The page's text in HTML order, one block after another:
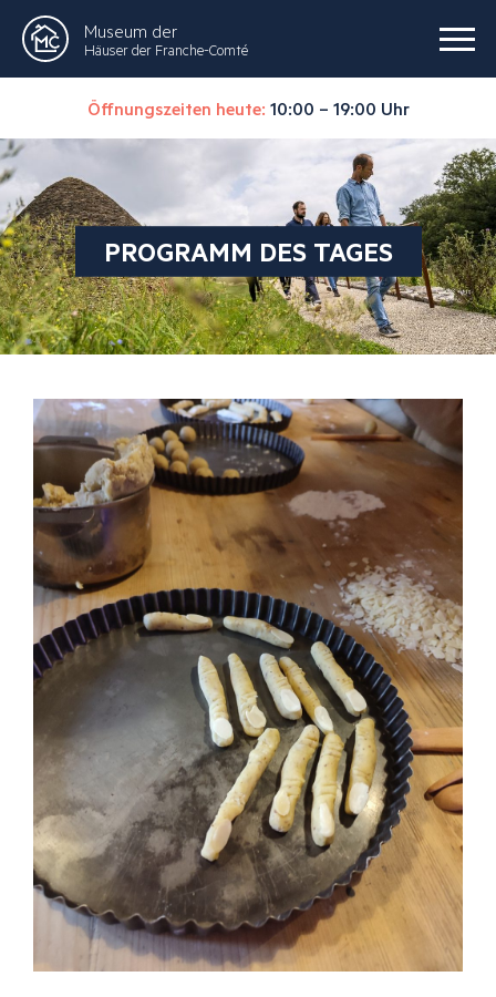
Museum der
Häuser der Franche-Comté
Öffnungszeiten heute: 10:00 – 19:00 Uhr
PROGRAMM DES TAGES